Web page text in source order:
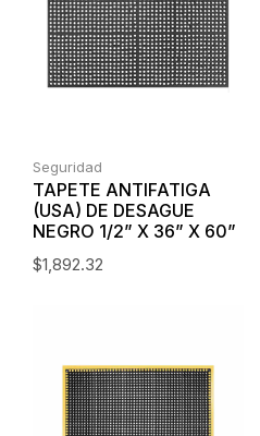
Seguridad
TAPETE ANTIFATIGA
(USA) DE DESAGUE
NEGRO 1/2” X 36” X 60”
$1,892.32